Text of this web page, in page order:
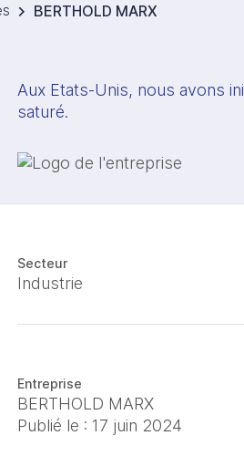
BERTHOLD MARX
Aux Etats-Unis, nous avons
saturé.
Secteur
Industrie
Entreprise
BERTHOLD MARX
Publié le : 17 juin 2024